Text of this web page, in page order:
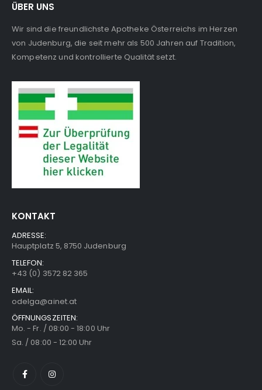
ÜBER UNS
Wir sind die freundlichste Apotheke Österreichs im Herzen
von Judenburg, die seit mehr als 500 Jahren auf Tradition,
Kompetenz und kontrollierte Qualität setzt.
KONTAKT
ADRESSE:
Hauptplatz 5, 8750 Judenburg
TELEFON:
+43 (0) 3572 82 365
EMAIL:
odelga@ainet.at
ÖFFNUNGSZEITEN:
Mo. - Fr. / 08:00 - 18:00 Uhr
Sa. / 08:00 - 12:00 Uhr